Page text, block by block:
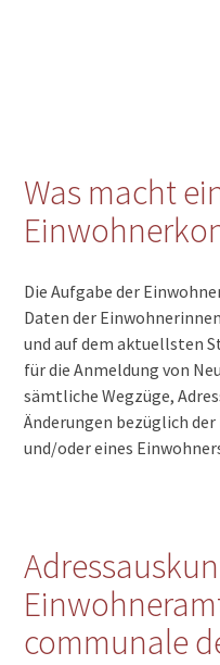
Was macht
Die Aufgabe der
Daten der
und auf dem aktuellsten
für die Anmeldung von
sämtliche Wegzüge,
Änderungen bezüglich
und/oder eines
communale